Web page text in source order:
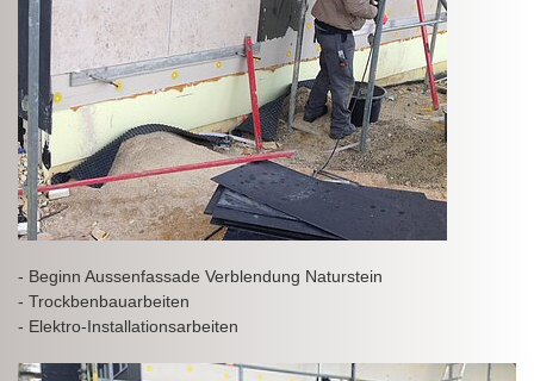
- Beginn Aussenfassade Verblendung Naturstein
- Trockbenbauarbeiten
- Elektro-Installationsarbeiten